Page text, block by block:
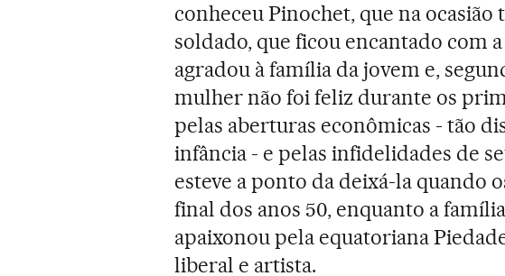
conheceu Pinochet, que na ocasião
soldado, que ficou encantado com
agradou à família da jovem e,
mulher não foi feliz durante os
pelas aberturas econômicas - tão
infância - e pelas infidelidades de
esteve a ponto da deixá-la quando
final dos anos 50, enquanto a
apaixonou pela equatoriana
liberal e artista.